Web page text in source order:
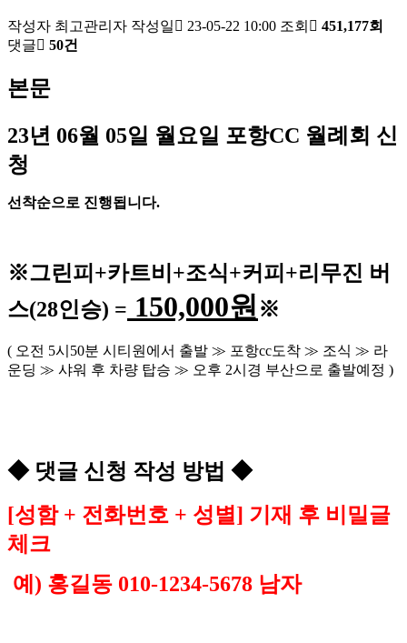
작성자 최고관리자 작성일 23-05-22 10:00 조회
451,177회
댓글
50건
본문
23년 06월 05일 월요일 포항CC 월례회 신
청
선착순으로 진행됩니다.
※그린피 +카트비 +조식+커피+리무진 버
스(28인승) = 150,000원 ※
( 오전 5시 50분 시티원에서 출발 ≫ 포항cc도착 ≫ 조식 ≫ 라
운딩 ≫ 샤워 후 차량 탑승 ≫ 오후 2시경 부산으로 출발예정 )
◆ 댓글 신청 작성 방법 ◆
[성함 + 전화번호 + 성별] 기재 후 비밀글
체크
예 ) 홍길동 010-1234-5678 남자